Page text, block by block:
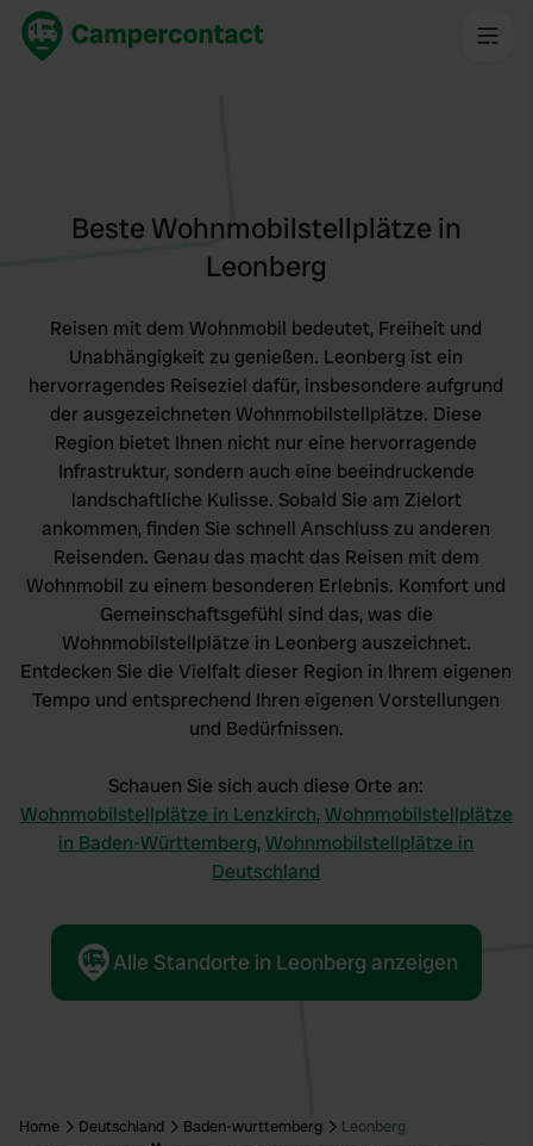
Beste Wohnmobilstellplätze in
Leonberg
Reisen mit dem Wohnmobil bedeutet, Freiheit und
Unabhängigkeit zu genießen. Leonberg ist ein
hervorragendes Reiseziel dafür, insbesondere aufgrund
der ausgezeichneten Wohnmobilstellplätze. Diese
Region bietet Ihnen nicht nur eine hervorragende
Infrastruktur, sondern auch eine beeindruckende
landschaftliche Kulisse. Sobald Sie am Zielort
ankommen, finden Sie schnell Anschluss zu anderen
Reisenden. Genau das macht das Reisen mit dem
Wohnmobil zu einem besonderen Erlebnis. Komfort und
Gemeinschaftsgefühl sind das, was die
Wohnmobilstellplätze in Leonberg auszeichnet.
Entdecken Sie die Vielfalt dieser Region in Ihrem eigenen
Tempo und entsprechend Ihren eigenen Vorstellungen
und Bedürfnissen.
Schauen Sie sich auch diese Orte an:
Wohnmobilstellplätze in Lenzkirch, Wohnmobilstellplätze
in Baden-Württemberg,Wohnmobilstellplätze in
Deutschland
Alle Standorte in Leonberg anzeigen
Home Deutschland Baden-wurttemberg Leonberg